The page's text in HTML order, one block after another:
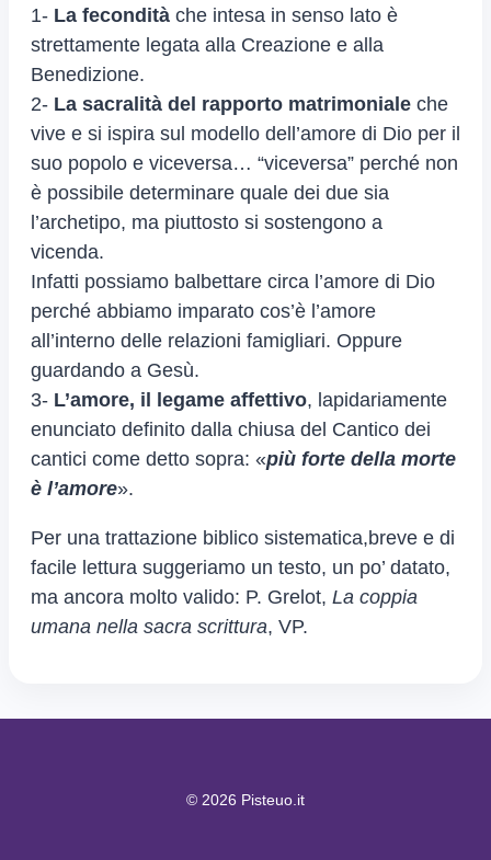
1- La fecondità che intesa in senso lato è
strettamente legata alla Creazione e alla
Benedizione.
2- La sacralità del rapporto matrimoniale che
vive e si ispira sul modello dell’amore di Dio per il
suo popolo e viceversa… “viceversa” perché non
è possibile determinare quale dei due sia
l’archetipo, ma piuttosto si sostengono a
vicenda.
Infatti possiamo balbettare circa l’amore di Dio
perché abbiamo imparato cos’è l’amore
all’interno delle relazioni famigliari. Oppure
guardando a Gesù.
3- L’amore, il legame affettivo, lapidariamente
enunciato definito dalla chiusa del Cantico dei
cantici come detto sopra: «più forte della morte
è l’amore».
Per una trattazione biblico sistematica,breve e di
facile lettura suggeriamo un testo, un po’ datato,
ma ancora molto valido: P. Grelot, La coppia
umana nella sacra scrittura, VP.
© 2026 Pisteuo.it